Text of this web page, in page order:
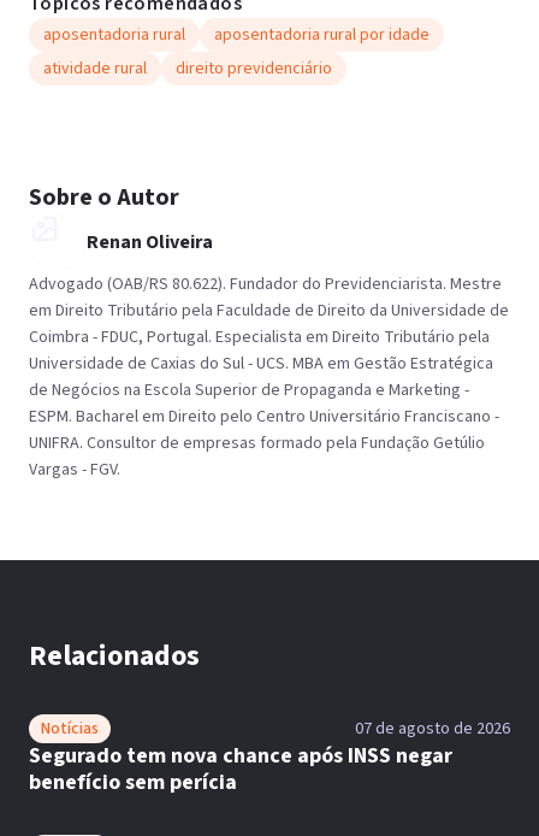
aposentadoria rural
aposentadoria rural por idade
atividade rural
direito previdenciário
Sobre o Autor
Renan Oliveira
Advogado (OAB/RS 80.622). Fundador do Previdenciarista. Mestre
em Direito Tributário pela Faculdade de Direito da Universidade de
Coimbra - FDUC, Portugal. Especialista em Direito Tributário pela
Universidade de Caxias do Sul - UCS. MBA em Gestão Estratégica
de Negócios na Escola Superior de Propaganda e Marketing -
ESPM. Bacharel em Direito pelo Centro Universitário Franciscano -
UNIFRA. Consultor de empresas formado pela Fundação Getúlio
Vargas - FGV.
Relacionados
Notícias 07 de agosto de 2026
Segurado tem nova chance após INSS negar
benefício sem perícia